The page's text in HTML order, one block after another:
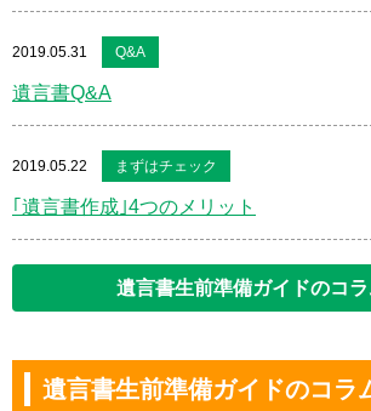
2019.05.31 Q&A
遺言書Q&A
2019.05.22 まずはチェック
｢遺言書作成｣4つのメリット
遺言書生前準備ガイドのコ
遺言書生前準備ガイドのコラ